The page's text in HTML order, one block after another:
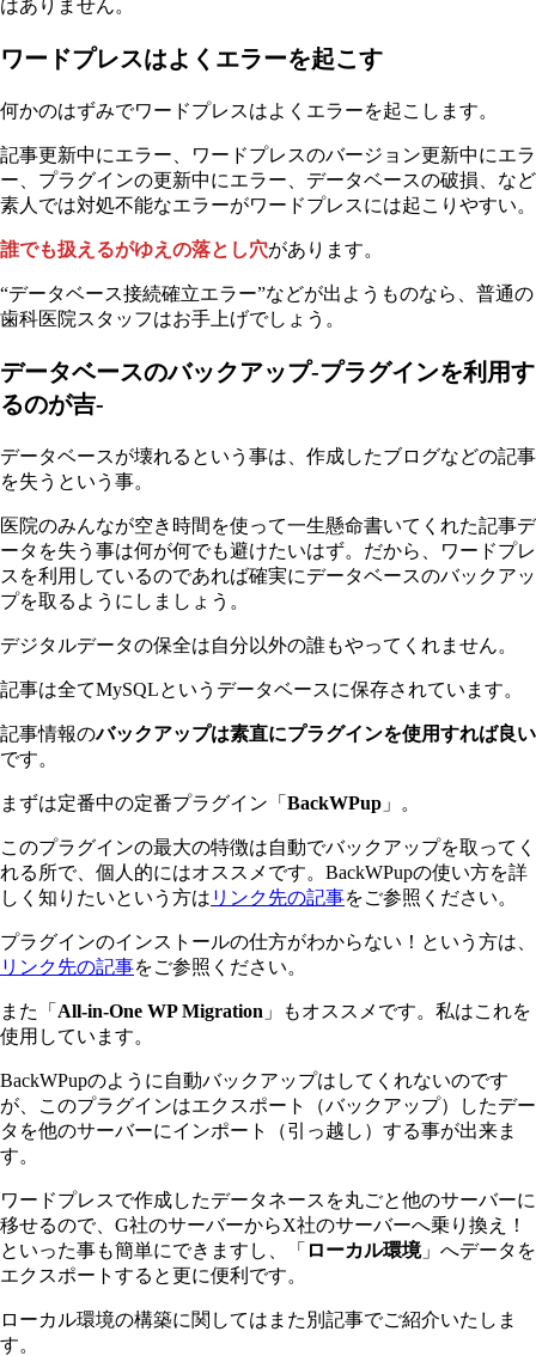
はありません。
ワードプレスはよくエラーを起こす
何かのはずみでワードプレスはよくエラーを起こします。
記事更新中にエラー、ワードプレスのバージョン更新中にエラ
ー、プラグインの更新中にエラー、データベースの破損、など
素人では対処不能なエラーがワードプレスには起こりやすい。
誰でも扱えるがゆえの落とし穴があります。
“データベース接続確立エラー”などが出ようものなら、普通の
歯科医院スタッフはお手上げでしょう。
データベースのバックアップ-プラグインを利用す
るのが吉-
データベースが壊れるという事は、作成したブログなどの記事
を失うという事。
医院のみんなが空き時間を使って一生懸命書いてくれた記事デ
ータを失う事は何が何でも避けたいはず。だから、ワードプレ
スを利用しているのであれば確実にデータベースのバックアッ
プを取るようにしましょう。
デジタルデータの保全は自分以外の誰もやってくれません。
記事は全てMySQLというデータベースに保存されています。
記事情報のバックアップは素直にプラグインを使用すれば良い
です。
まずは定番中の定番プラグイン「 BackWPup 」。
このプラグインの最大の特徴は自動でバックアップを取ってく
れる所で、個人的にはオススメです。BackWPupの使い方を詳
しく知りたいという方は リンク先の記事をご参照ください。
プラグインのインストールの仕方がわからない！という方は、
リンク先の記事をご参照ください。
また「 All-in-One WP Migration 」もオススメです。私はこれを
使用しています。
BackWPupのように自動バックアップはしてくれないのです
が、このプラグインはエクスポート（バックアップ）したデー
タを他のサーバーにインポート（引っ越し）する事が出来ま
す。
ワードプレスで作成したデータネースを丸ごと他のサーバーに
移せるので、G社のサーバーからX社のサーバーへ乗り換え！
といった事も簡単にできますし、「 ローカル環境」へデータを
エクスポートすると更に便利です。
ローカル環境の構築に関してはまた別記事でご紹介いたしま
す。